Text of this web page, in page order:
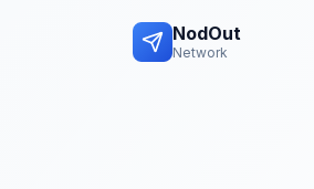
NodOut
Network